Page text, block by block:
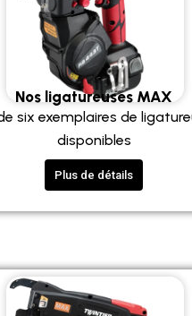
Nos ligatureuses MAX
six exemplaires de
disponibles
Plus de détails